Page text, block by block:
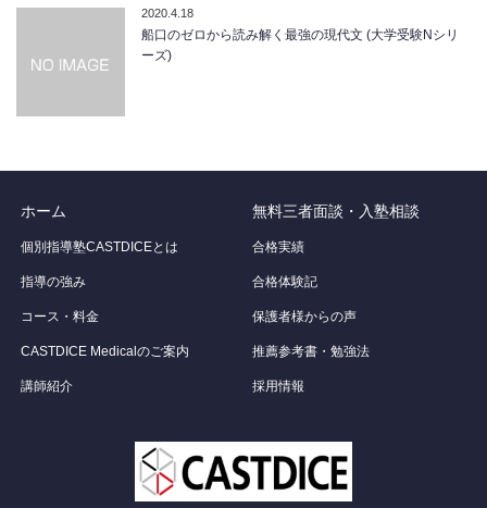
2020.4.18
船口のゼロから読み解く最強の現代文 (大学受験Nシリ
ーズ)
ホーム
個別指導塾CASTDICEとは
指導の強み
コース・料金
CASTDICE Medicalのご案内
講師紹介
無料三者面談・入塾相談
合格実績
合格体験記
保護者様からの声
推薦参考書・勉強法
採用情報